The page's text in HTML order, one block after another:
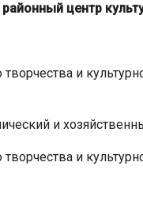
районный центр
и
и
и